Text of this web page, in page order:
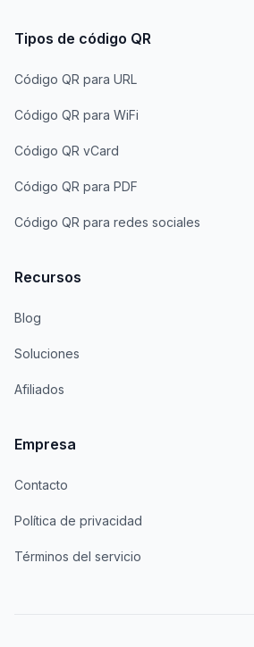
Tipos de código QR
Código QR para URL
Código QR para WiFi
Código QR vCard
Código QR para PDF
Código QR para redes sociales
Recursos
Blog
Soluciones
Afiliados
Empresa
Contacto
Política de privacidad
Términos del servicio